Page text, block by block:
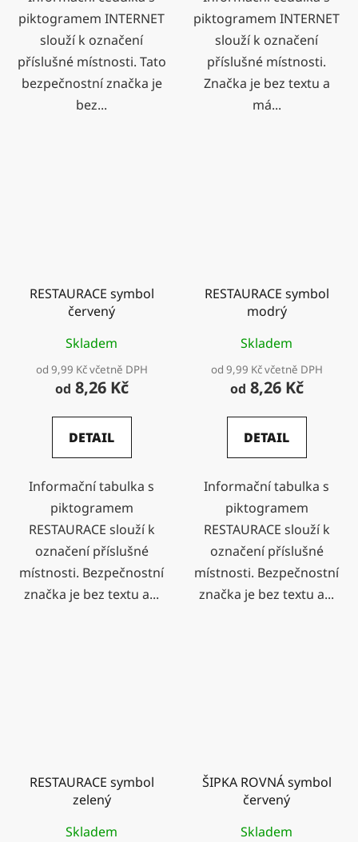
piktogramem INTERNET
slouží k označení
příslušné místnosti. Tato
bezpečnostní značka je
bez...
piktogramem INTERNET
slouží k označení
příslušné místnosti.
Značka je bez textu a
má...
RESTAURACE symbol
červený
Skladem
od 9,99 Kč včetně DPH
od 8,26 Kč
DETAIL
Informační tabulka s
piktogramem
RESTAURACE slouží k
označení příslušné
místnosti. Bezpečnostní
značka je bez textu a...
RESTAURACE symbol
modrý
Skladem
od 9,99 Kč včetně DPH
od 8,26 Kč
DETAIL
Informační tabulka s
piktogramem
RESTAURACE slouží k
označení příslušné
místnosti. Bezpečnostní
značka je bez textu a...
RESTAURACE symbol
zelený
Skladem
ŠIPKA ROVNÁ symbol
červený
Skladem